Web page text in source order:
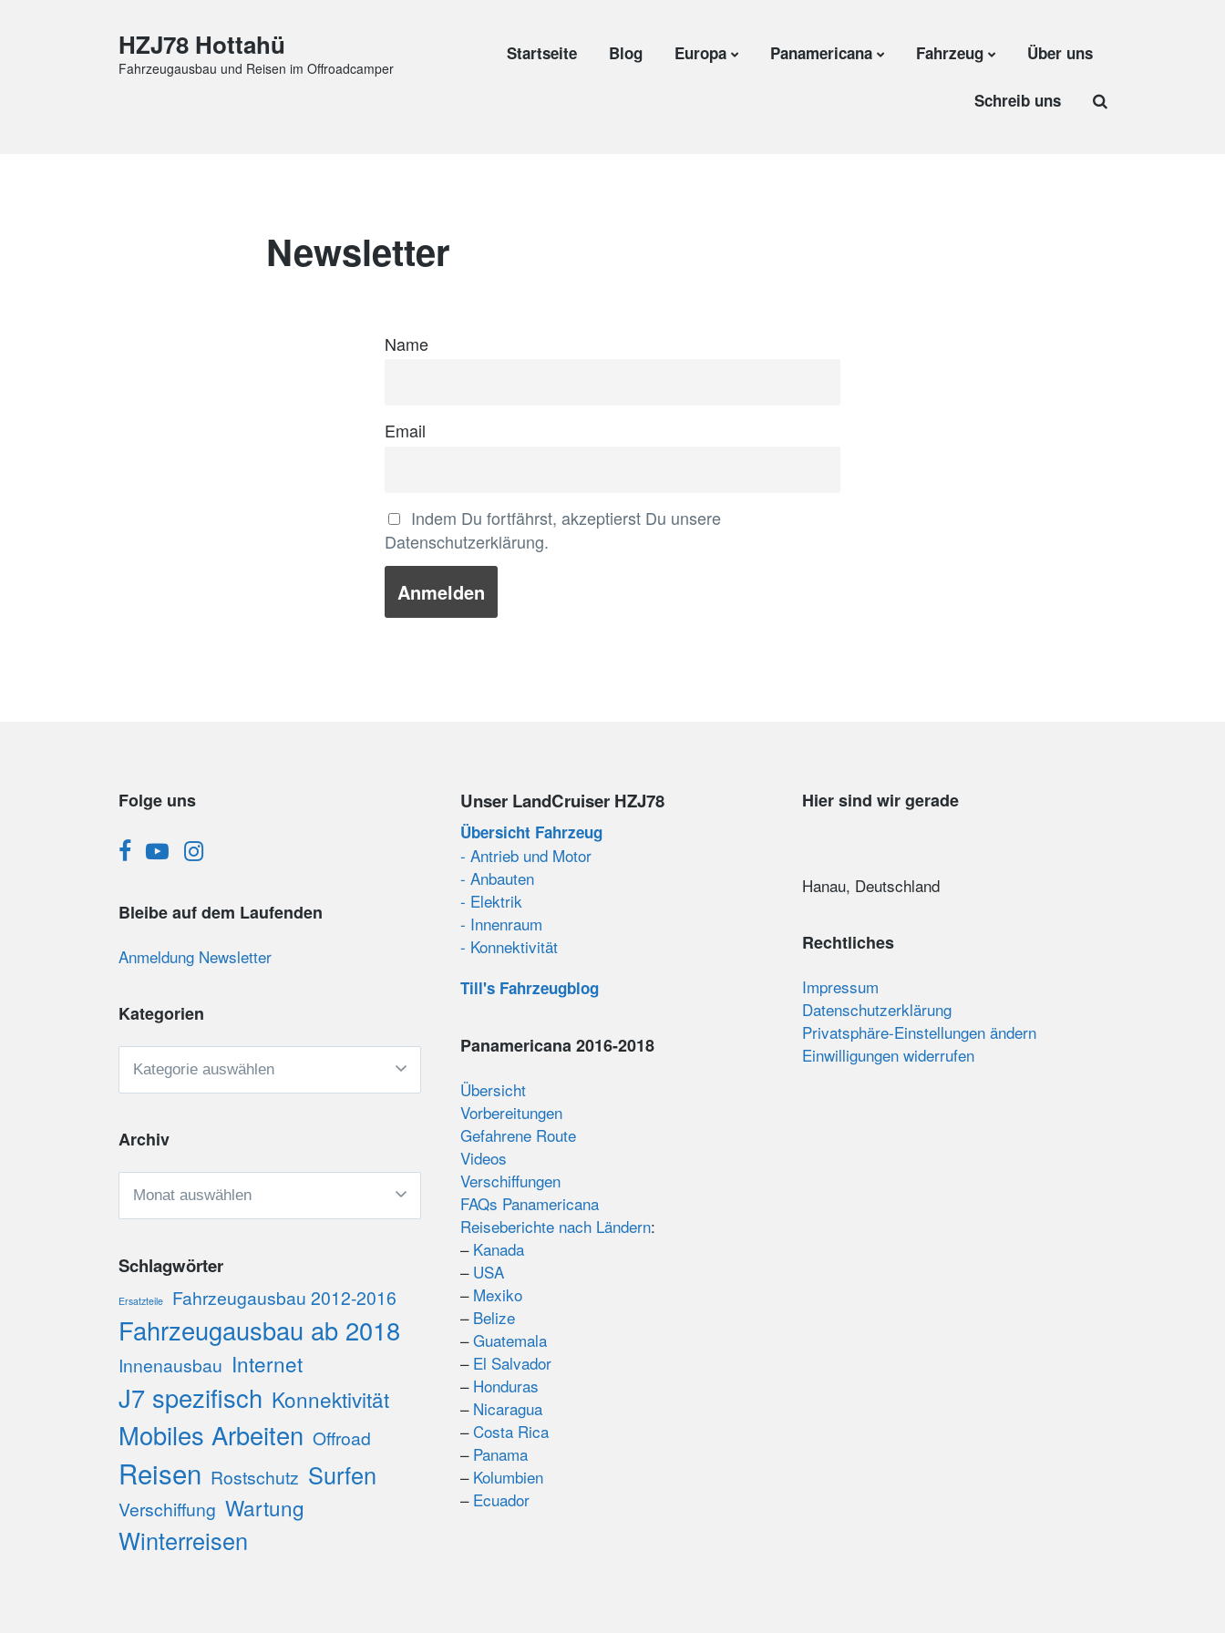
HZJ78 Hottahü
Fahrzeugausbau und Reisen im Offroadcamper
Startseite Blog Europa Panamericana Fahrzeug Über uns
Schreib uns
Newsletter
Name
Email
Indem Du fortfährst, akzeptierst Du unsere
Datenschutzerklärung.
Folge uns
Bleibe auf dem Laufenden
Anmeldung Newsletter
Kategorien
Archiv
Schlagwörter
Ersatzteile Fahrzeugausbau 2012-2016
Fahrzeugausbau ab 2018
Innenausbau Internet
J7 spezifisch Konnektivität
Mobiles Arbeiten Offroad
Reisen Rostschutz Surfen
Verschiffung Wartung
Winterreisen
Unser LandCruiser HZJ78
Übersicht Fahrzeug
- Antrieb und Motor
- Anbauten
- Elektrik
- Innenraum
- Konnektivität
Till's Fahrzeugblog
Panamericana 2016-2018
Übersicht
Vorbereitungen
Gefahrene Route
Videos
Verschiffungen
FAQs Panamericana
Reiseberichte nach Ländern:
– Kanada
– USA
– Mexiko
– Belize
–Guatemala
– El Salvador
– Honduras
– Nicaragua
–Costa Rica
– Panama
– Kolumbien
– Ecuador
Hier sind wir gerade
Hanau, Deutschland
Rechtliches
Impressum
Datenschutzerklärung
Privatsphäre-Einstellungen ändern
Einwilligungen widerrufen